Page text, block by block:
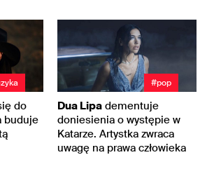
do
buduje
#pop
Dua Lipa dementuje
doniesienia o występie w
Katarze. Artystka zwraca
uwagę na prawa człowieka